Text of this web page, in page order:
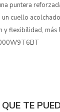
puntera
cuello
y flexibilidad,
TE